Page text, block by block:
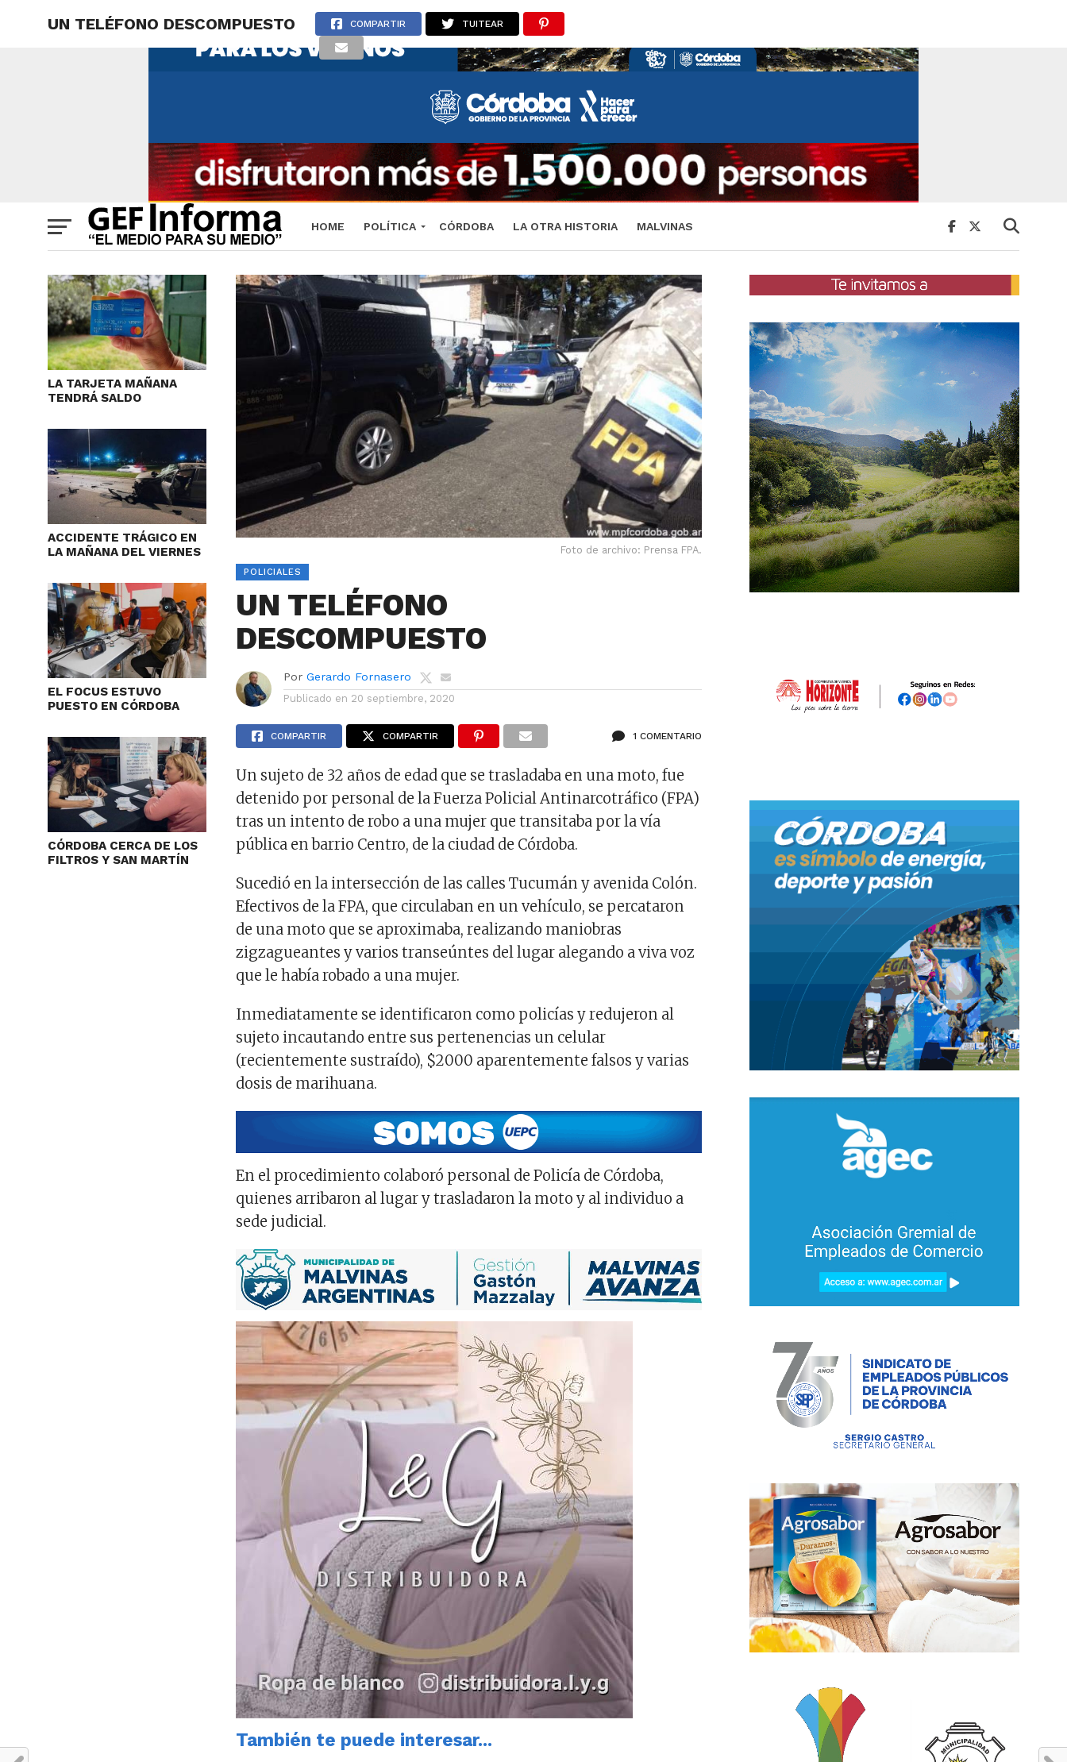
HOME POLÍTICA CÓRDOBA LA OTRA HISTORIA MALVINAS
UN TELÉFONO DESCOMPUESTO COMPARTIR TUITEAR
LA TARJETA MAÑANA
TENDRÁ SALDO
ACCIDENTE TRÁGICO EN
LA MAÑANA DEL VIERNES
EL FOCUS ESTUVO
PUESTO EN CÓRDOBA
CÓRDOBA CERCA DE LOS
FILTROS Y SAN MARTÍN
Foto de archivo: Prensa FPA.
POLICIALES
UN TELÉFONO
DESCOMPUESTO
Por Gerardo Fornasero
Publicado en 20 septiembre, 2020
COMPARTIR COMPARTIR 1 COMENTARIO
Un sujeto de 32 años de edad que se trasladaba en una moto, fue
detenido por personal de la Fuerza Policial Antinarcotráfico (FPA)
tras un intento de robo a una mujer que transitaba por la vía
pública en barrio Centro, de la ciudad de Córdoba.
Sucedió en la intersección de las calles Tucumán y avenida Colón.
Efectivos de la FPA, que circulaban en un vehículo, se percataron
de una moto que se aproximaba, realizando maniobras
zigzagueantes y varios transeúntes del lugar alegando a viva voz
que le había robado a una mujer.
Inmediatamente se identificaron como policías y redujeron al
sujeto incautando entre sus pertenencias un celular
(recientemente sustraído), $2000 aparentemente falsos y varias
dosis de marihuana.
En el procedimiento colaboró personal de Policía de Córdoba,
quienes arribaron al lugar y trasladaron la moto y al individuo a
sede judicial.
También te puede interesar...